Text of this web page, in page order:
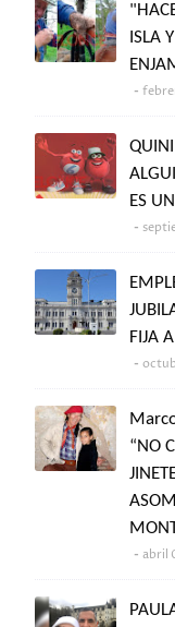
ISLA
QUINI
ES
FIJA
“NO
abril